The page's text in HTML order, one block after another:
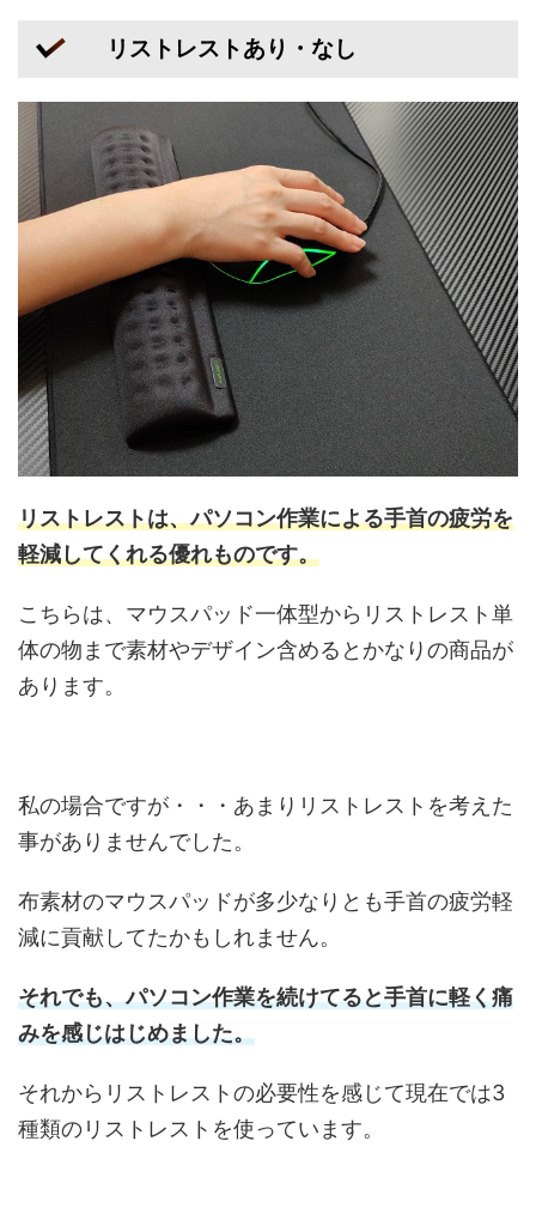
リストレストあり・なし
リストレストは、パソコン作業による手首の疲労を
軽減してくれる優れものです。
こちらは、マウスパッド一体型からリストレスト単
体の物まで素材やデザイン含めるとかなりの商品が
あります。
私の場合ですが・・・あまりリストレストを考えた
事がありませんでした。
布素材のマウスパッドが多少なりとも手首の疲労軽
減に貢献してたかもしれません。
それでも、パソコン作業を続けてると手首に軽く痛
みを感じはじめました。
それからリストレストの必要性を感じて現在では3
種類のリストレストを使っています。